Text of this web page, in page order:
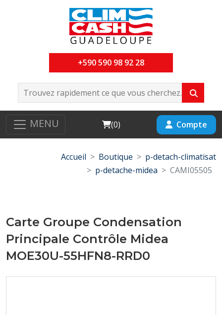
+590 590 98 92 28
MENU Cart
(0) Compte
Accueil Boutique
p-detach-climatisat
p-detache-midea
CAMI05505
Carte Groupe Condensation
Principale Contrôle Midea
MOE30U-55HFN8-RRD0